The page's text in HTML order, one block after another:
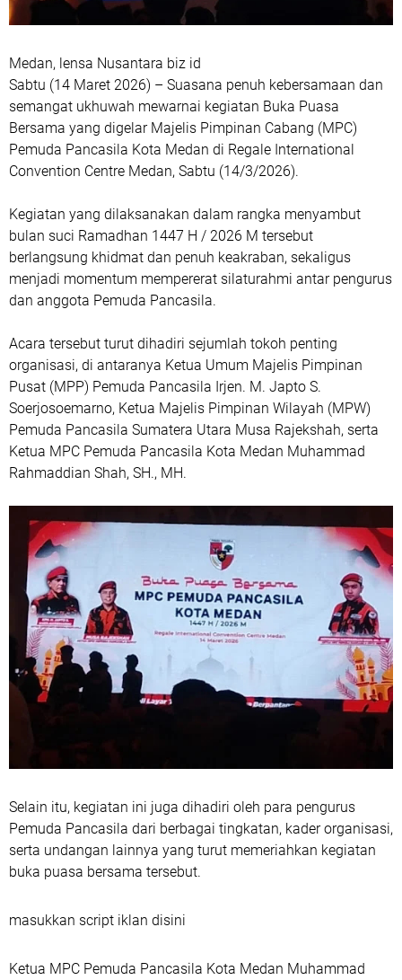
Medan, lensa Nusantara biz id
Sabtu (14 Maret 2026) – Suasana penuh kebersamaan dan
semangat ukhuwah mewarnai kegiatan Buka Puasa
Bersama yang digelar Majelis Pimpinan Cabang (MPC)
Pemuda Pancasila Kota Medan di Regale International
Convention Centre Medan, Sabtu (14/3/2026).
Kegiatan yang dilaksanakan dalam rangka menyambut
bulan suci Ramadhan 1447 H / 2026 M tersebut
berlangsung khidmat dan penuh keakraban, sekaligus
menjadi momentum mempererat silaturahmi antar pengurus
dan anggota Pemuda Pancasila.
Acara tersebut turut dihadiri sejumlah tokoh penting
organisasi, di antaranya Ketua Umum Majelis Pimpinan
Pusat (MPP) Pemuda Pancasila Irjen. M. Japto S.
Soerjosoemarno, Ketua Majelis Pimpinan Wilayah (MPW)
Pemuda Pancasila Sumatera Utara Musa Rajekshah, serta
Ketua MPC Pemuda Pancasila Kota Medan Muhammad
Rahmaddian Shah, SH., MH.
Selain itu, kegiatan ini juga dihadiri oleh para pengurus
Pemuda Pancasila dari berbagai tingkatan, kader organisasi,
serta undangan lainnya yang turut memeriahkan kegiatan
buka puasa bersama tersebut.
masukkan script iklan disini
Ketua MPC Pemuda Pancasila Kota Medan Muhammad